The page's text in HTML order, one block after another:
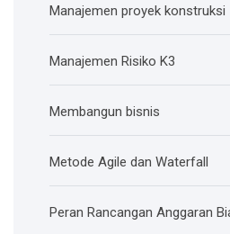
Manajemen proyek konstruksi
Manajemen Risiko K3
Membangun bisnis
Metode Agile dan Waterfall
Peran Rancangan Anggaran